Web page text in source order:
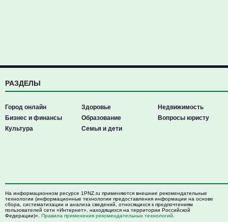
РАЗДЕЛЫ
Город онлайн
Бизнес и финансы
Культура
Здоровье
Образование
Семья и дети
Недвижимость
Вопросы юристу
На информационном ресурсе 1PNZ.ru применяются внешние рекомендательные
технологии (информационные технологии предоставления информации на основе
сбора, систематизации и анализа сведений, относящихся к предпочтениям
пользователей сети «Интернет», находящихся на территории Российской
Федерации)». Правила применения рекомендательных технологий